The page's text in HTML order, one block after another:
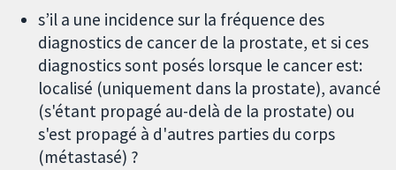
s’il a une incidence sur la fréquence des
diagnostics de cancer de la prostate, et si ces
diagnostics sont posés lorsque le cancer est:
localisé (uniquement dans la prostate), avancé
(s'étant propagé au-delà de la prostate) ou
s'est propagé à d'autres parties du corps
(métastasé) ?